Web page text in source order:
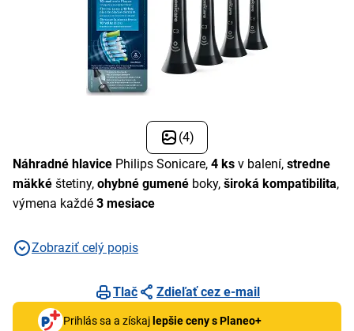
(4)
Náhradné hlavice Philips Sonicare, 4 ks v balení, stredne
mäkké štetiny, ohybné gumené boky, široká kompatibilita,
výmena každé 3 mesiace
Zobraziť celý popis
Tlač Zdieľať cez e-mail
Prihlás sa a získajlepšie ceny s Planeo+